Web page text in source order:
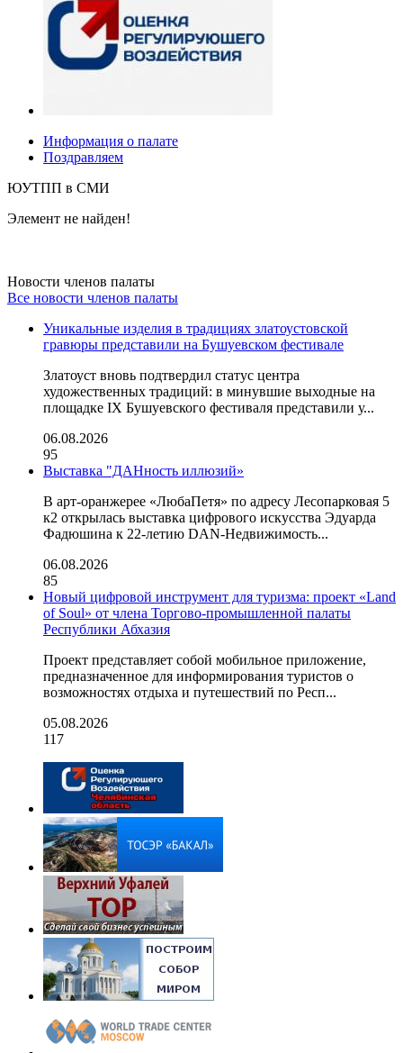
Информация о палате
Поздравляем
ЮУТПП в СМИ
Элемент не найден!
Новости членов палаты
Все новости членов палаты
Уникальные изделия в традициях златоустовской
гравюры представили на Бушуевском фестивале
Златоуст вновь подтвердил статус центра
художественных традиций: в минувшие выходные на
площадке IX Бушуевского фестиваля представили у...
06.08.2026
95
Выставка "ДАНность иллюзий»
В арт-оранжерее «ЛюбаПетя» по адресу Лесопарковая 5
к2 открылась выставка цифрового искусства Эдуарда
Фадюшина к 22-летию DAN-Недвижимость...
06.08.2026
85
Новый цифровой инструмент для туризма: проект «Land
of Soul» от члена Торгово-промышленной палаты
Республики Абхазия
Проект представляет собой мобильное приложение,
предназначенное для информирования туристов о
возможностях отдыха и путешествий по Респ...
05.08.2026
117